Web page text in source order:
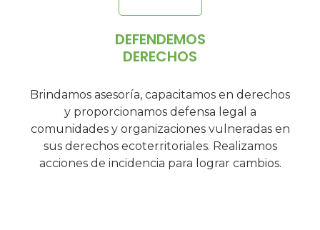
DEFENDEMOS
DERECHOS
Brindamos asesoría, capacitamos en derechos
y proporcionamos defensa legal a
comunidades y organizaciones vulneradas en
sus derechos ecoterritoriales. Realizamos
acciones de incidencia para lograr cambios.